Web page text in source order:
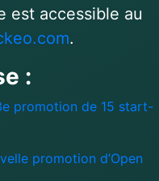
est accessible au
.
:
promotion de 15 start-
promotion d’Open